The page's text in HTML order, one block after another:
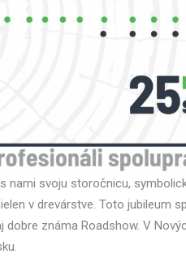
nami svoju storočnicu,
v drevárstve. Toto jubileum
známa Roadshow. V